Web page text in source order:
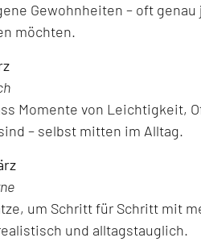
Gewohnheiten – oft
möchten.
Momente von Leichtigkeit,
– selbst mitten im Alltag.
um Schritt für Schritt mit
und alltagstauglich.